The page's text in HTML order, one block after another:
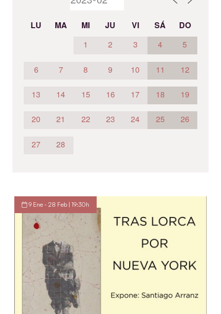
LU MA MI JU VI SÁ
DO
1
2 3 4 5
6 7 8 9 10 11 12
13 14 15 16 17 18 19
20 21 22 23 24 25 26
27 28
9 Ene - 28 Feb | 19:30h